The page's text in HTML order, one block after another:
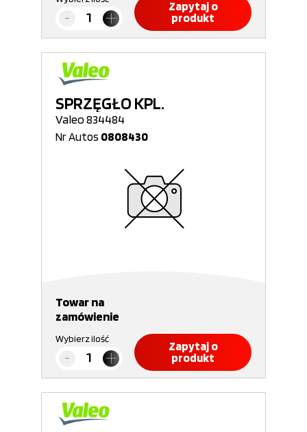
Zapytaj o
produkt
SPRZĘGŁO KPL.
Valeo 834484
Nr Autos 0808430
Towar na
zamówienie
Wybierz ilość
Zapytaj o
produkt